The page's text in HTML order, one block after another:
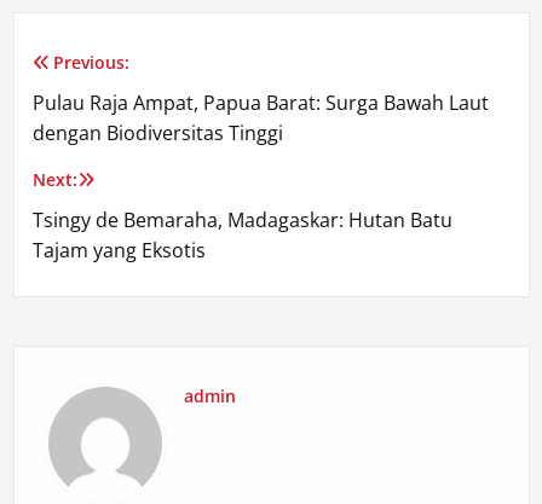
Post
navigation
Previous:
Pulau Raja Ampat, Papua Barat: Surga Bawah Laut
dengan Biodiversitas Tinggi
Next:
Tsingy de Bemaraha, Madagaskar: Hutan Batu
Tajam yang Eksotis
admin